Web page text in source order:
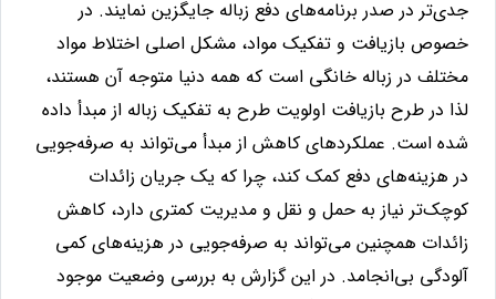
جدی‌تر در صدر برنامه‌های دفع زباله جایگزین نمایند. در
خصوص بازیافت و تفکیک مواد، مشکل اصلی اختلاط مواد
مختلف در زباله خانگی است که همه دنیا متوجه آن هستند،
لذا در طرح بازیافت اولویت طرح به تفکیک زباله از مبدأ داده
شده است. عملکردهای کاهش از مبدأ می‌تواند به صرفه‌جویی
در هزینه‌های دفع کمک کند، چرا که یک جریان زائدات
کوچک‌تر نیاز به حمل و نقل و مدیریت کمتری دارد، کاهش
زائدات همچنین می‌تواند به صرفه‌جویی در هزینه‌های کمی
آلودگی بی‌انجامد. در این گزارش به بررسی وضعیت موجود